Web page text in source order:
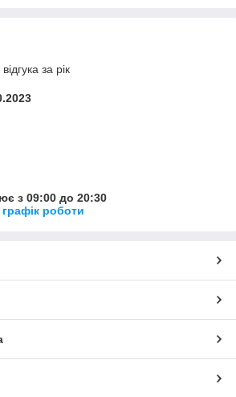
за рік
з 09:00 до 20:30
роботи